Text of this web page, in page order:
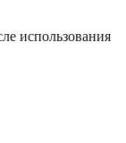
использования